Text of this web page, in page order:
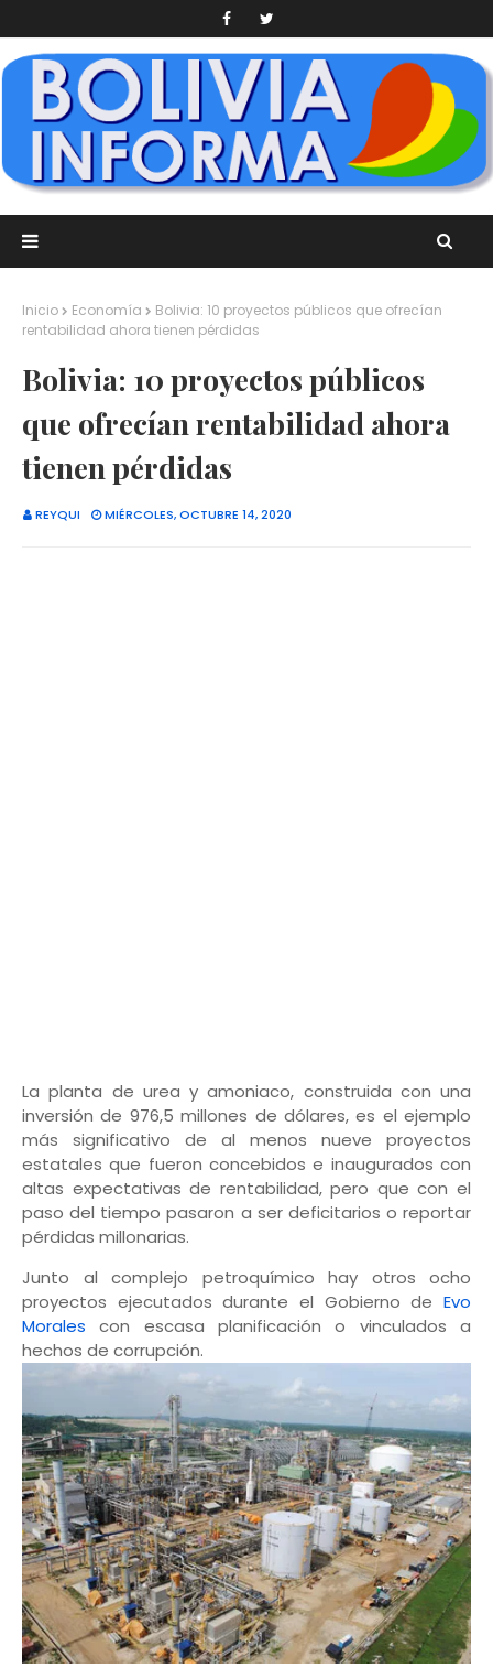
Inicio Economía
Bolivia: 10 proyectos públicos que ofrecían
rentabilidad ahora tienen pérdidas
Bolivia: 10 proyectos públicos
que ofrecían rentabilidad ahora
tienen pérdidas
REYQUI MIÉRCOLES, OCTUBRE 14, 2020
La planta de urea y amoniaco, construida con una
inversión de 976,5 millones de dólares, es el ejemplo
más significativo de al menos nueve proyectos
estatales que fueron concebidos e inaugurados con
altas expectativas de rentabilidad, pero que con el
paso del tiempo pasaron a ser deficitarios o reportar
pérdidas millonarias.
Junto al complejo petroquímico hay otros ocho
proyectos ejecutados durante el Gobierno de Evo
Morales con escasa planificación o vinculados a
hechos de corrupción.